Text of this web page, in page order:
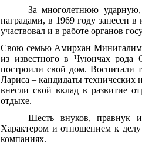
За многолетнюю
наградами, в 1969 году занесен
участвовал и в работе органов
Свою семью Амирхан
из известного в Чуюнчах рода
построили свой дом.
Лариса – кандидаты технических
внесли свой вклад в развитие
отдыхе.
Шесть внуков, правнук
Характером и отношением к
компаниях.